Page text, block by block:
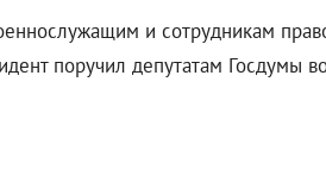
и сотрудникам
поручил депутатам Госдумы